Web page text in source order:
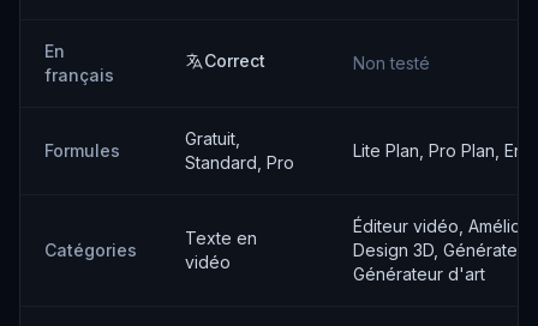
En
français
Correct Non testé
Formules
Gratuit,
Standard, Pro
Lite Plan, Pro Plan,
Catégories
Texte en
vidéo
Éditeur vidéo,
Design 3D,
Générateur d'art